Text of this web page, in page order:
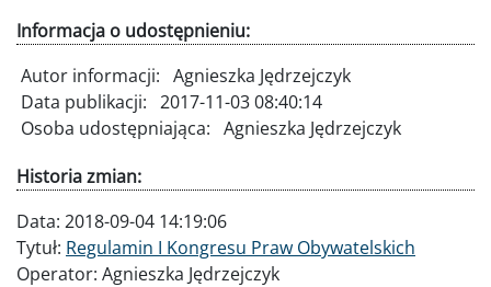
Informacja o udostępnieniu:
Autor informacji: Agnieszka Jędrzejczyk
Data publikacji: 2017-11-03 08:40:14
Osoba udostępniająca: Agnieszka Jędrzejczyk
Historia zmian:
Data: 2018-09-04 14:19:06
Tytuł: Regulamin I Kongresu Praw Obywatelskich
Operator: Agnieszka Jędrzejczyk